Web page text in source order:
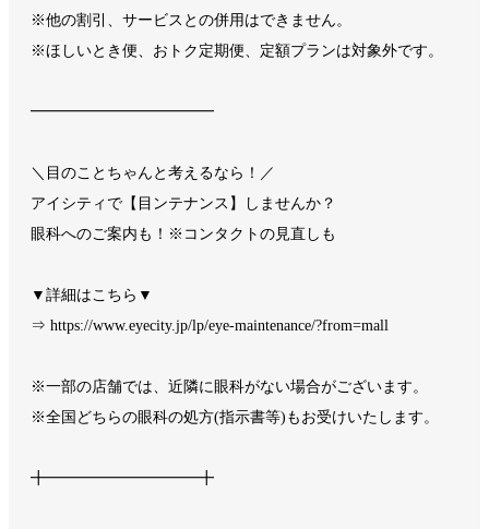
※他の割引、サービスとの併用はできません。​
※ほしいとき便、おトク定期便、定額プランは対象外です。
━━━━━━━━━━━━
＼目のことちゃんと考えるなら！／
アイシティで【目ンテナンス】しませんか？
眼科へのご案内も！※コンタクトの見直しも
▼詳細はこちら▼
⇒ https://www.eyecity.jp/lp/eye-maintenance/?from=mall
※一部の店舗では、近隣に眼科がない場合がございます。
※全国どちらの眼科の処方(指示書等)もお受けいたします。
╋━━━━━━━━━━╋